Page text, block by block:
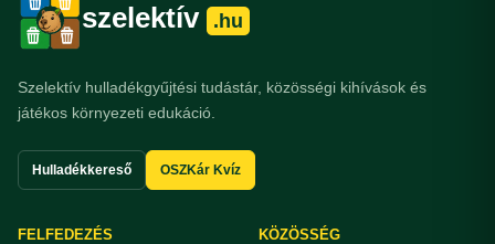
szelektív .hu
Szelektív hulladékgyűjtési tudástár, közösségi kihívások és
játékos környezeti edukáció.
Hulladékkereső OSZKár Kvíz
FELFEDEZÉS KÖZÖSSÉG